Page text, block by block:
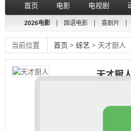
首页 电影 电视剧
2026电影 | 国语电影 | 喜剧片 |
当前位置 首页 > 综艺 > 天才厨人
天才厨
上映日期：